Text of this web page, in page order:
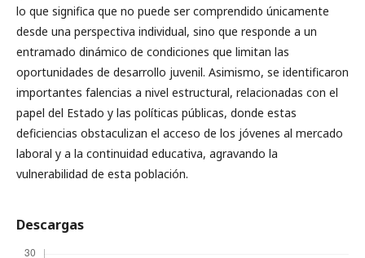
lo que significa que no puede ser comprendido únicamente
desde una perspectiva individual, sino que responde a un
entramado dinámico de condiciones que limitan las
oportunidades de desarrollo juvenil. Asimismo, se identificaron
importantes falencias a nivel estructural, relacionadas con el
papel del Estado y las políticas públicas, donde estas
deficiencias obstaculizan el acceso de los jóvenes al mercado
laboral y a la continuidad educativa, agravando la
vulnerabilidad de esta población.
Descargas